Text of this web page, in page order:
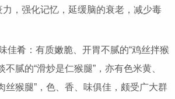
，强化记忆，延缓脑的衰老，减少毒
佳肴：有质嫩脆、开胃不腻的“鸡丝拌猴
不腻的“滑炒是仁猴腿”，亦有色米黄、
丝猴腿”，色、香、味俱佳，颇受广大群